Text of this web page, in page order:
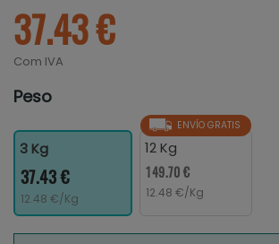
37.43 €
Com IVA
Peso
3 Kg
37.43 €
12.48 €/Kg
ENVÍO GRATIS
12 Kg
149.70 €
12.48 €/Kg